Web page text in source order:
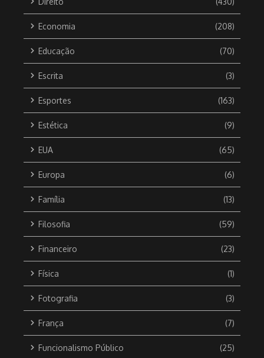
Economia (208)
Educação (70)
Escrita (3)
Esportes (163)
Estética (9)
EUA (65)
Europa (6)
Família (13)
Filosofia (59)
Financeiro (23)
Física (1)
Fotografia (3)
França (7)
Funcionalismo Público (25)